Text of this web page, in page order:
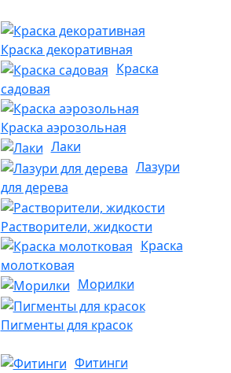
Краска декоративная
Краска
садовая
Краска аэрозольная
Лаки
Лазури
для дерева
Растворители, жидкости
Краска
молотковая
Морилки
Пигменты для красок
Фитинги